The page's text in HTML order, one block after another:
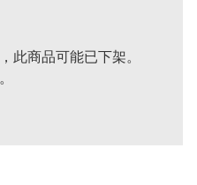
此商品可能已下架。